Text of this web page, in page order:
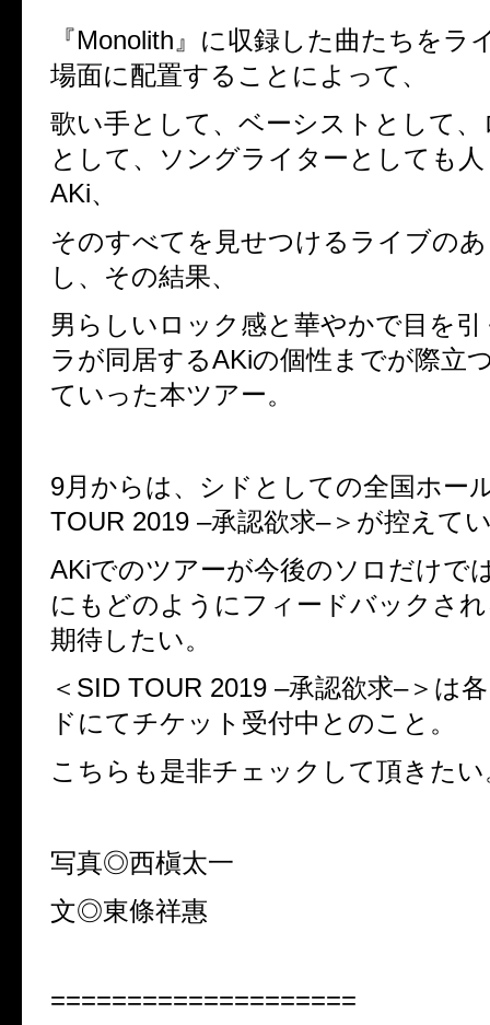
『Monolith 』に収録した曲たちをラ
場面に配置することによって、
歌い手として、ベーシストとして
として、ソングライターとしても
AKi、
そのすべてを見せつけるライブの
し、その結果、
男らしいロック感と華やかで目を
ラが同居するAKiの個性までが際立
ていった本ツアー。
9月からは、シドとしての全国ホー
TOUR 2019 –承認欲求–＞が控えて
AKiでのツアーが今後のソロだけで
にもどのようにフィードバックさ
期待したい。
＜ SID TOUR 2019 –承認欲求–＞は
ドにてチケット受付中とのこと。
こちらも是非チェックして頂きたい
写真◎西槇太一
文◎東條祥惠
====================